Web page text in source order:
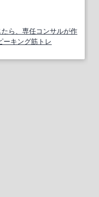
ら、専任コンサルが作
ーキング筋トレ